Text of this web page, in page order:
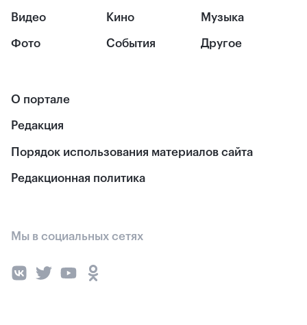
Видео
Фото
Кино
События
Музыка
Другое
О портале
Редакция
Порядок использования материалов сайта
Редакционная политика
Мы в социальных сетях